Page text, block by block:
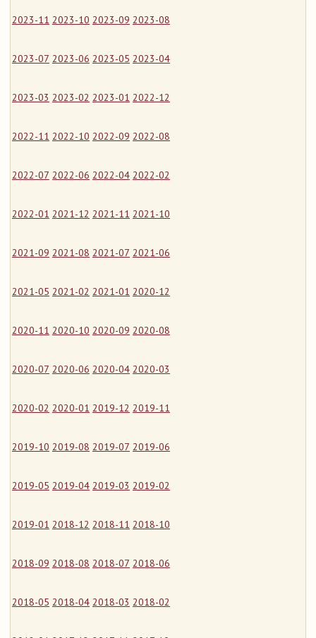
2023-11 2023-10 2023-09 2023-08
2023-07 2023-06 2023-05 2023-04
2023-03 2023-02 2023-01 2022-12
2022-11 2022-10 2022-09 2022-08
2022-07 2022-06 2022-04 2022-02
2022-01 2021-12 2021-11 2021-10
2021-09 2021-08 2021-07 2021-06
2021-05 2021-02 2021-01 2020-12
2020-11 2020-10 2020-09 2020-08
2020-07 2020-06 2020-04 2020-03
2020-02 2020-01 2019-12 2019-11
2019-10 2019-08 2019-07 2019-06
2019-05 2019-04 2019-03 2019-02
2019-01 2018-12 2018-11 2018-10
2018-09 2018-08 2018-07 2018-06
2018-05 2018-04 2018-03 2018-02